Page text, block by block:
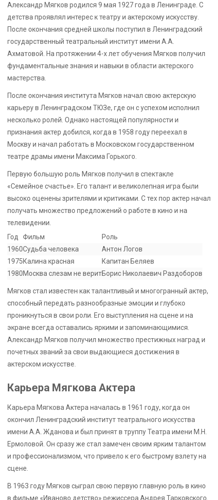
Александр Мягков родился 9 мая 1927 года в Ленинграде. С
детства проявлял интерес к театру и актерскому искусству.
После окончания средней школы поступил в Ленинградский
государственный театральный институт имени А.А.
Ахматовой. На протяжении 4-х лет обучения Мягков получил
фундаментальные знания и навыки в области актерского
мастерства.
После окончания института Мягков начал свою актерскую
карьеру в Ленинградском ТЮЗе, где он с успехом исполнил
несколько ролей. Однако настоящей популярности и
признания актер добился, когда в 1958 году переехал в
Москву и начал работать в Московском государственном
театре драмы имени Максима Горького.
Первую большую роль Мягков получил в спектакле
«Семейное счастье». Его талант и великолепная игра были
высоко оценены зрителями и критиками. С тех пор актер начал
получать множество предложений о работе в кино и на
телевидении.
Год
Фильм
Роль
1960Судьба человека
Антон Логов
1975Калина красная
Капитан Беляев
1980Москва слезам не веритБорис Николаевич Раздоборов
Мягков стал известен как талантливый и многогранный актер,
способный передать разнообразные эмоции и глубоко
проникнуться в свои роли. Его выступления на сцене и на
экране всегда оставались яркими и запоминающимися.
Александр Мягков получил множество престижных наград и
почетных званий за свои выдающиеся достижения в
актерском искусстве.
Карьера Мягкова Актера
Карьера Мягкова Актера началась в 1961 году, когда он
окончил Ленинградский институт театрального искусства
имени А.А. Жданова и был принят в труппу Театра имени М.Н.
Ермоловой. Он сразу же стал замечен своим ярким талантом
и профессионализмом, что привело к его быстрому взлету на
сцене.
В 1963 году Мягков сыграл свою первую главную роль в кино
в фильме «Иваново детство» режиссера Андрея Тарковского.